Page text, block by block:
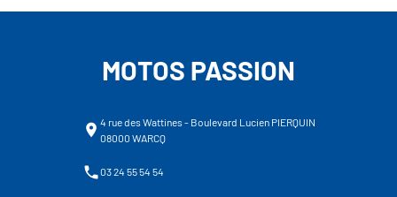
MOTOS PASSION
4 rue des Wattines - Boulevard Lucien PIERQUIN
08000 WARCQ
03 24 55 54 54